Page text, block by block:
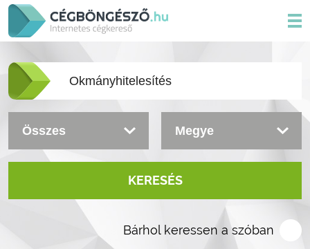
KERESÉS
Bárhol keressen a szóban